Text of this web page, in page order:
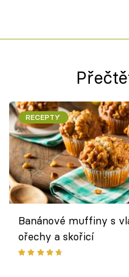
RECEPTY
Banánové muffiny s
ořechy a skořicí